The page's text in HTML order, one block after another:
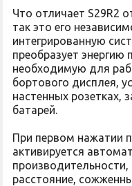
Что отличает S29R2
так это его
интегрированную
преобразует
необходимую для
бортового дисплея,
настенных розетках,
батарей.
При первом нажатии
активируется
расстояние,